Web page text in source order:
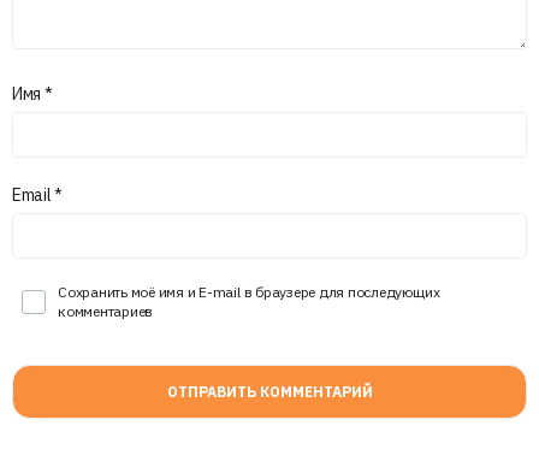
Имя *
Email*
Сохранить моё имя и E-mail в браузере для последующих
комментариев